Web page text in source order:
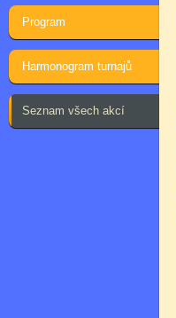
Program
Harmonogram turnajů
Seznam všech akcí